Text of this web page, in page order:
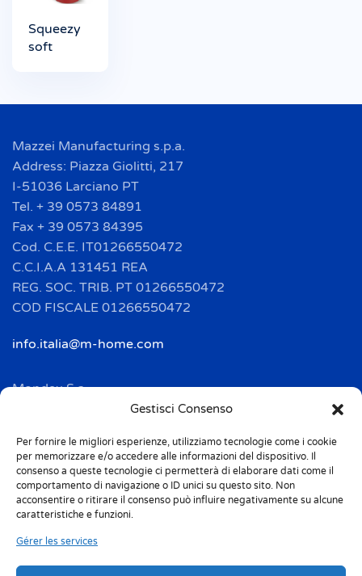
Gestisci Consenso
Per fornire le migliori esperienze, utilizziamo tecnologie come i cookie
per memorizzare e/o accedere alle informazioni del dispositivo. Il
consenso a queste tecnologie ci permetterà di elaborare dati come il
comportamento di navigazione o ID unici su questo sito. Non
acconsentire o ritirare il consenso può influire negativamente su alcune
caratteristiche e funzioni.
Gérer les services
Squeezy
soft
Mazzei Manufacturing s.p.a.
Address: Piazza Giolitti, 217
I-51036 Larciano PT
Tel. + 39 0573 84891
Fax + 39 0573 84395
Cod. C.E.E. IT01266550472
C.C.I.A.A 131451 REA
REG. SOC. TRIB. PT 01266550472
COD FISCALE 01266550472
info.italia@m-home.com
Mondex S.a.
Address: 2 Rue Ampère - BP 120
Tél. + 33(0)3 88 69 20 40
Fax + 33(0)3 88 69 20 41
info.france@m-home.com
Mondex Menaje España S.a.
Address: Ctra de Girona, km. 101.5